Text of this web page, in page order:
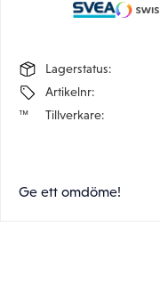
Lagerstatus
Artikelnr
Tillverkare
Ge ett omdöme!